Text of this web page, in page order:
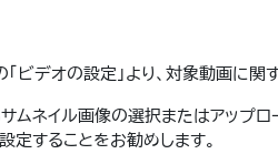
ビデオの設定」より、対象動画に関
ムネイル画像の選択またはアップ
定することをお勧めします。